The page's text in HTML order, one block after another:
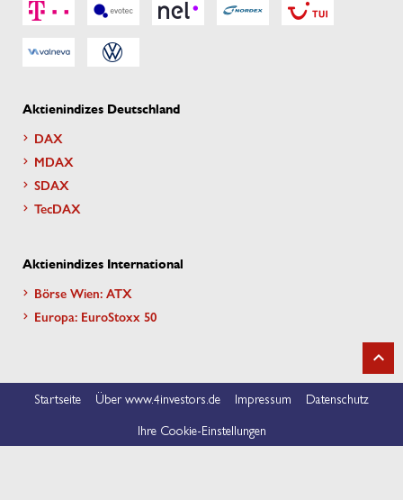
Aktienindizes Deutschland
DAX
MDAX
SDAX
TecDAX
Aktienindizes International
Börse Wien: ATX
Europa: EuroStoxx 50
Startseite Über www.4investors.de Impressum
Datenschutz
Ihre Cookie-Einstellungen